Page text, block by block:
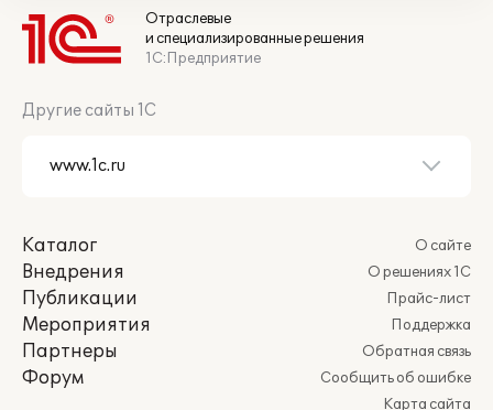
Отраслевые
и специализированные решения
1С:Предприятие
Другие сайты 1С
Каталог
Внедрения
Публикации
Мероприятия
Партнеры
Форум
О сайте
О решениях 1С
Прайс-лист
Поддержка
Обратная связь
Сообщить об ошибке
Карта сайта